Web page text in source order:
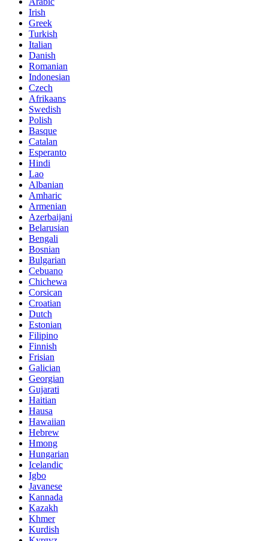
Irish
Greek
Turkish
Italian
Danish
Romanian
Indonesian
Czech
Afrikaans
Swedish
Polish
Basque
Catalan
Esperanto
Hindi
Lao
Albanian
Amharic
Armenian
Azerbaijani
Belarusian
Bengali
Bosnian
Bulgarian
Cebuano
Chichewa
Corsican
Croatian
Dutch
Estonian
Filipino
Finnish
Frisian
Galician
Georgian
Gujarati
Haitian
Hausa
Hawaiian
Hebrew
Hmong
Hungarian
Icelandic
Igbo
Javanese
Kannada
Kazakh
Khmer
Kurdish